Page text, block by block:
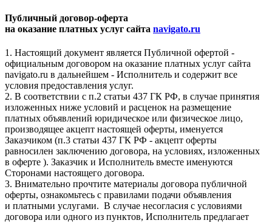
Публичный договор-оферта
на оказание платных услуг сайта navigato.ru
1. Настоящий документ является Публичной офертой -
официальным договором на оказание платных услуг сайта
navigato.ru в дальнейшем - Исполнитель и содержит все
условия предоставления услуг.
2. В соответствии с п.2 статьи 437 ГК РФ, в случае принятия
изложенных ниже условий и расценок на размещение
платных объявлений юридическое или физическое лицо,
производящее акцепт настоящей оферты, именуется
Заказчиком (п.3 статьи 437 ГК РФ - акцепт оферты
равносилен заключению договора, на условиях, изложенных
в оферте ). Заказчик и Исполнитель вместе именуются
Сторонами настоящего договора.
3. Внимательно прочтите материалы договора публичной
оферты, ознакомьтесь с правилами подачи объявления
и платными услугами. В случае несогласия с условиями
договора или одного из пунктов, Исполнитель предлагает